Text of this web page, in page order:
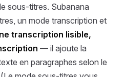
sous-titres. Subanana
un mode transcription et
transcription lisible,
— il ajoute la
en paragraphes selon le